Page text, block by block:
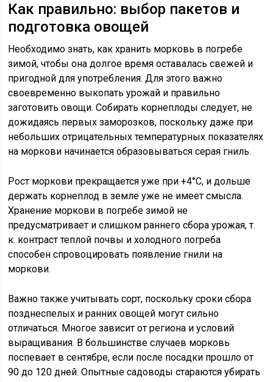
Как правильно: выбор пакетов и
подготовка овощей
Необходимо знать, как хранить морковь в погребе
зимой, чтобы она долгое время оставалась свежей и
пригодной для употребления. Для этого важно
своевременно выкопать урожай и правильно
заготовить овощи. Собирать корнеплоды следует, не
дожидаясь первых заморозков, поскольку даже при
небольших отрицательных температурных показателях
на моркови начинается образовываться серая гниль.
Рост моркови прекращается уже при +4°С, и дольше
держать корнеплод в земле уже не имеет смысла.
Хранение моркови в погребе зимой не
предусматривает и слишком раннего сбора урожая, т.
к. контраст теплой почвы и холодного погреба
способен спровоцировать появление гнили на
моркови.
Важно также учитывать сорт, поскольку сроки сбора
позднеспелых и ранних овощей могут сильно
отличаться. Многое зависит от региона и условий
выращивания. В большинстве случаев морковь
поспевает в сентябре, если после посадки прошло от
90 до 120 дней. Опытные садоводы стараются убирать